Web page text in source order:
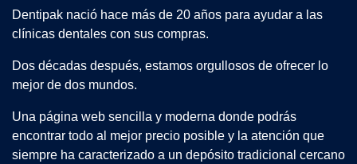
Dentipak nació hace más de 20 años para ayudar a las
clínicas dentales con sus compras.
Dos décadas después, estamos orgullosos de ofrecer lo
mejor de dos mundos.
Una página web sencilla y moderna donde podrás
encontrar todo al mejor precio posible y la atención que
siempre ha caracterizado a un depósito tradicional cercano